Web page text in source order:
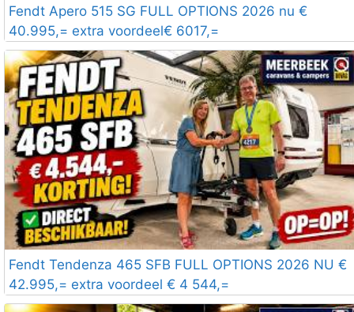
Fendt Apero 515 SG FULL OPTIONS 2026 nu €
40.995,= extra voordeel€ 6017,=
Fendt Tendenza 465 SFB FULL OPTIONS 2026 NU €
42.995,= extra voordeel € 4 544,=